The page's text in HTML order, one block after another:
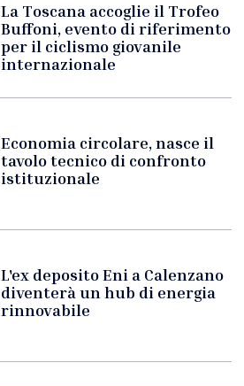
La Toscana accoglie il Trofeo
Buffoni, evento di riferimento
per il ciclismo giovanile
internazionale
Economia circolare, nasce il
tavolo tecnico di confronto
istituzionale
L'ex deposito Eni a Calenzano
diventerà un hub di energia
rinnovabile